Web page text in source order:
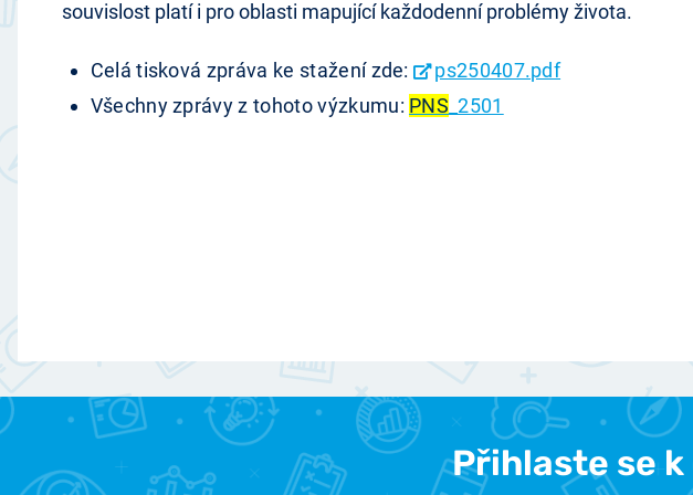
souvislost platí i pro oblasti mapující každodenní problémy života.
Celá tisková zpráva ke stažení zde:
ps250407.pdf
Všechny zprávy z tohoto výzkumu: PNS _2501
Přihlaste se